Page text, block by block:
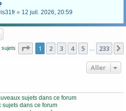
« 12 juil. 2026, 20:59
sujets Page 1sur 233
1 2 3 4 5 233
Aller
sujets dans ce forum
sujets dans ce forum